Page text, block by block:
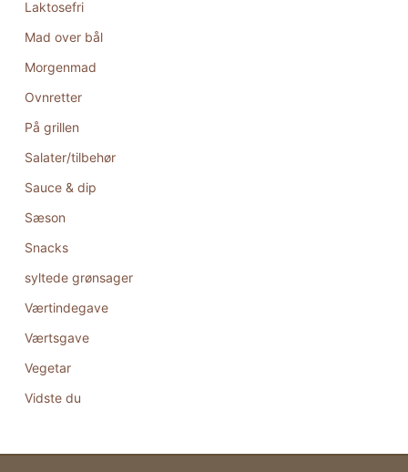
Laktosefri
Mad over bål
Morgenmad
Ovnretter
På grillen
Salater/tilbehør
Sauce & dip
Sæson
Snacks
syltede grønsager
Værtindegave
Værtsgave
Vegetar
Vidste du